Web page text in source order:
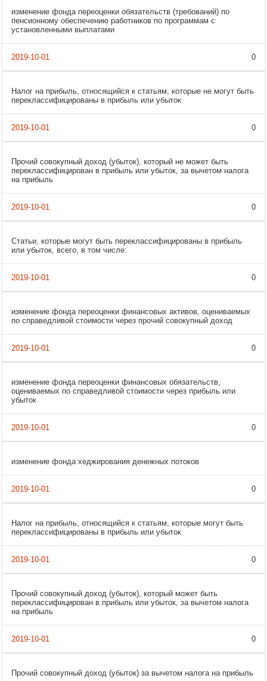
изменение фонда переоценки обязательств (требований) по
пенсионному обеспечению работников по программам с
установленными выплатами
0
Налог на прибыль, относящийся к статьям, которые не могут быть
переклассифицированы в прибыль или убыток
0
Прочий совокупный доход (убыток), который не может быть
переклассифицирован в прибыль или убыток, за вычетом налога
на прибыль
0
Статьи, которые могут быть переклассифицированы в прибыль
или убыток, всего, в том числе:
0
изменение фонда переоценки финансовых активов, оцениваемых
по справедливой стоимости через прочий совокупный доход
0
изменение фонда переоценки финансовых обязательств,
оцениваемых по справедливой стоимости через прибыль или
убыток
0
изменение фонда хеджирования денежных потоков
0
Налог на прибыль, относящийся к статьям, которые могут быть
переклассифицированы в прибыль или убыток
0
Прочий совокупный доход (убыток), который может быть
переклассифицирован в прибыль или убыток, за вычетом налога
на прибыль
0
Прочий совокупный доход (убыток) за вычетом налога на прибыль